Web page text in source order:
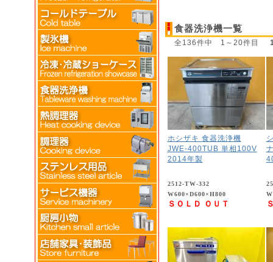
食器洗浄機一覧
全136件中 1～20件目
ホシザキ 食器洗浄機
JWE-400TUB 単相100V
2014年製
2512-TW-332
W600×D600×H800
ＳＯＬＤ ＯＵＴ